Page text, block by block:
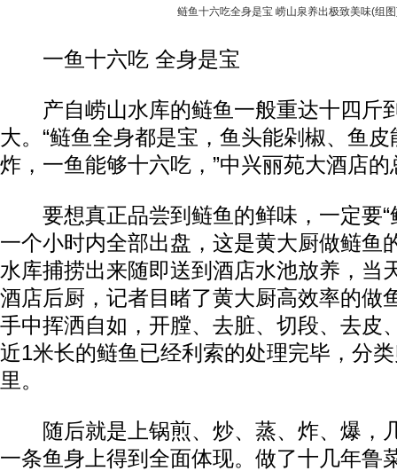
鲢鱼十六吃全身是宝 崂山泉养出极致美味(组
一鱼十六吃 全身是宝
产自崂山水库的鲢鱼一般重达十四斤
大。“鲢鱼全身都是宝，鱼头能剁椒、鱼
炸，一鱼能够十六吃，”中兴丽苑大酒店
要想真正品尝到鲢鱼的鲜味，一定要“
一个小时内全部出盘，这是黄大厨做鲢鱼
水库捕捞出来随即送到酒店水池放养，当
酒店后厨，记者目睹了黄大厨高效率的做
手中挥洒自如，开膛、去脏、切段、去皮
近1米长的鲢鱼已经利索的处理完毕，分
里。
随后就是上锅煎、炒、蒸、炸、爆，
一条鱼身上得到全面体现。做了十几年鲁